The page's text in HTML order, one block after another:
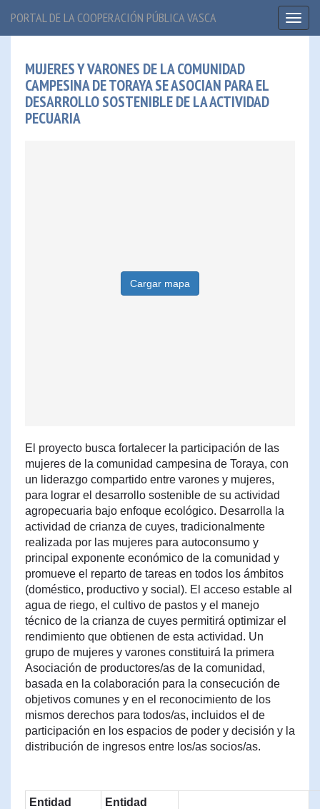
PORTAL DE LA COOPERACIÓN PÚBLICA VASCA
MUJERES Y VARONES DE LA COMUNIDAD
CAMPESINA DE TORAYA SE ASOCIAN PARA EL
DESARROLLO SOSTENIBLE DE LA ACTIVIDAD
PECUARIA
Cargar mapa
El proyecto busca fortalecer la participación de las
mujeres de la comunidad campesina de Toraya, con
un liderazgo compartido entre varones y mujeres,
para lograr el desarrollo sostenible de su actividad
agropecuaria bajo enfoque ecológico. Desarrolla la
actividad de crianza de cuyes, tradicionalmente
realizada por las mujeres para autoconsumo y
principal exponente económico de la comunidad y
promueve el reparto de tareas en todos los ámbitos
(doméstico, productivo y social). El acceso estable al
agua de riego, el cultivo de pastos y el manejo
técnico de la crianza de cuyes permitirá optimizar el
rendimiento que obtienen de esta actividad. Un
grupo de mujeres y varones constituirá la primera
Asociación de productores/as de la comunidad,
basada en la colaboración para la consecución de
objetivos comunes y en el reconocimiento de los
mismos derechos para todos/as, incluidos el de
participación en los espacios de poder y decisión y la
distribución de ingresos entre los/as socios/as.
Entidad
Entidad